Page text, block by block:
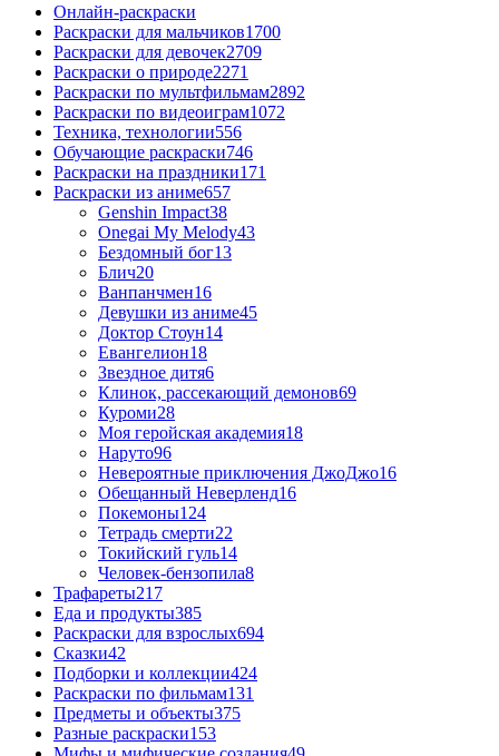
Онлайн-раскраски
Раскраски для мальчиков1700
Раскраски для девочек2709
Раскраски о природе2271
Раскраски по мультфильмам2892
Раскраски по видеоиграм1072
Техника, технологии556
Обучающие раскраски746
Раскраски на праздники171
Раскраски из аниме657
Genshin Impact38
Onegai My Melody43
Бездомный бог13
Блич20
Ванпанчмен16
Девушки из аниме45
Доктор Стоун14
Евангелион18
Звездное дитя6
Клинок, рассекающий демонов69
Куроми28
Моя геройская академия18
Наруто96
Невероятные приключения ДжоДжо16
Обещанный Неверленд16
Покемоны124
Тетрадь смерти22
Токийский гуль14
Человек-бензопила8
Трафареты217
Еда и продукты385
Раскраски для взрослых694
Сказки42
Подборки и коллекции424
Раскраски по фильмам131
Предметы и объекты375
Разные раскраски153